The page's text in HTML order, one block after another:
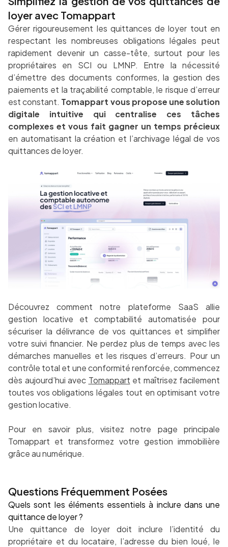
loyer avec Tomappart
Gérer rigoureusement les quittances de loyer tout en
respectant les nombreuses obligations légales peut
rapidement devenir un casse-tête, surtout pour les
propriétaires en SCI ou LMNP. Entre la nécessité
d’émettre des documents conformes, la gestion des
paiements et la traçabilité comptable, le risque d’erreur
est constant. Tomappart vous propose une solution
digitale intuitive qui centralise ces tâches
complexes et vous fait gagner un temps précieux
en automatisant la création et l’archivage légal de vos
quittances de loyer.
Découvrez comment notre plateforme SaaS allie
gestion locative et comptabilité automatisée pour
sécuriser la délivrance de vos quittances et simplifier
votre suivi financier. Ne perdez plus de temps avec les
démarches manuelles et les risques d’erreurs. Pour un
contrôle total et une conformité renforcée, commencez
dès aujourd’hui avec Tomappart et maîtrisez facilement
toutes vos obligations légales tout en optimisant votre
gestion locative.
Pour en savoir plus, visitez notre page principale
Tomappart et transformez votre gestion immobilière
grâce au numérique.
Questions Fréquemment Posées
Quels sont les éléments essentiels à inclure dans une
quittance de loyer ?
Une quittance de loyer doit inclure l’identité du
propriétaire et du locataire, l’adresse du bien loué, le